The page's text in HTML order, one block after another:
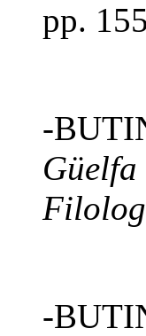
pp.
-
Güelfa
-